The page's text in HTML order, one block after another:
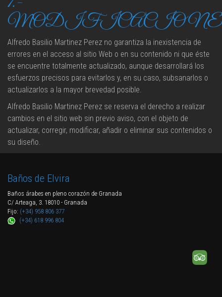
Alfredo Basilio Martinez Perez no garantiza la inexistencia de
errores en el acceso al sitio Web o en su contenido ni que éste
se encuentre totalmente actualizado, aunque desarrollará los
esfuerzos precisos para evitarlos y, en su caso, subsanarlos o
actualizarlos a la mayor brevedad posible.
Alfredo Basilio Martinez Perez se reserva el derecho a realizar
cambios en el sitio web sin previo aviso, con el objeto de
actualizar, corregir, modificar, añadir o eliminar sus contenidos o
su diseño.
Baños de Elvira
Baños árabes en pleno corazón de Granada
C/ Arteaga, 3. 18010 - Granada
Fijo: (+34) 958 806 377
(+34) 618 996 804